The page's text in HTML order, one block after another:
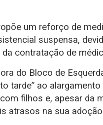
um reforço de
suspensa,
da contratação de
do Bloco de
tarde” ao
filhos e, apesar da
atrasos na sua